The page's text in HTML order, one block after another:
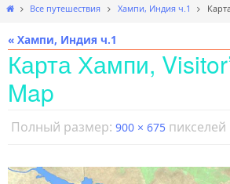
Главная
Все путешествия Хампи, Индия ч.1
« Хампи, Индия ч.1
Карта Хампи,
Map
Полный размер: 900 × 675 пикселей